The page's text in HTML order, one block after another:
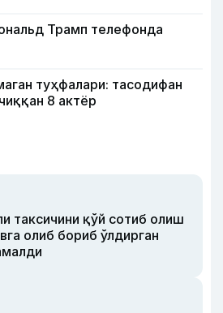
Трамп телефонда
туҳфалари: тасодифан
8 актёр
таксичини қўй сотиб олиш
олиб бориб ўлдирган